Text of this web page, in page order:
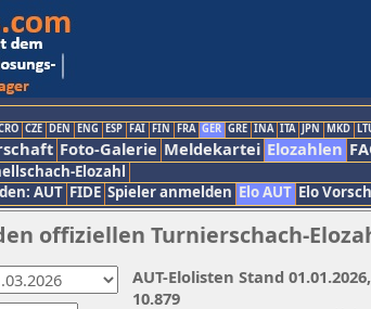
CZE DEN ENG ESP FAI FIN FRA GER GRE INA ITA JPN MKD
Foto-Galerie Meldekartei Elozahlen
Elozahl
AUT FIDE Spieler anmelden Elo AUT Elo
offiziellen Turnierschach-
AUT-Elolisten Stand
10.879